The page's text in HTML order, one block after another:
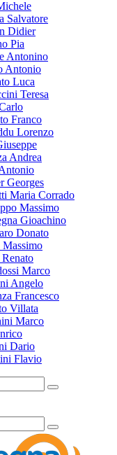
Salvatore
Didier
Pia
Antonino
Antonio
Luca
Teresa
Franco
Lorenzo
Andrea
Georges
Maria Corrado
Massimo
Gioachino
Donato
Massimo
Marco
Angelo
Francesco
Villata
Marco
Dario
Flavio